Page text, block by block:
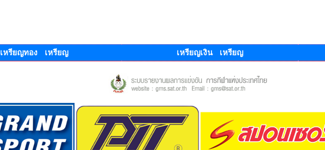
เหรียญทอง เหรียญ เหรียญเงิน เหรียญ